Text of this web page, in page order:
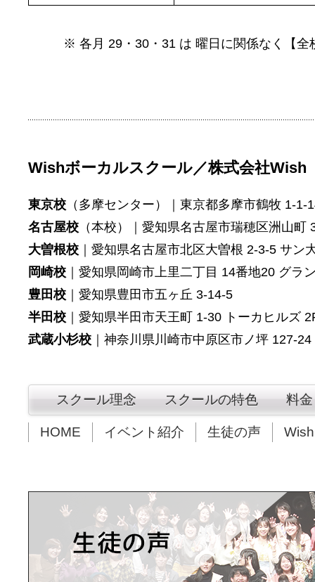
※ 各月 29・30・31 は 曜日に関係なく【
Wishボーカルスクール／株式会社Wish
東京校 （多摩センター）｜東京都多摩市鶴牧 1-
名古屋校 （本校）｜愛知県名古屋市瑞穂区洲山
大曽根校 ｜愛知県名古屋市北区大曽根 2-3-5 サン
岡崎校 ｜愛知県岡崎市上里二丁目 14番地20 グラ
豊田校 ｜愛知県豊田市五ヶ丘 3-14-5
半田校 ｜愛知県半田市天王町 1-30 トーカヒルズ
武蔵小杉校
神奈川県川崎市中原区市ノ坪 127-
スクール理念 スクールの特色 料
HOME イベント紹介 生徒の声